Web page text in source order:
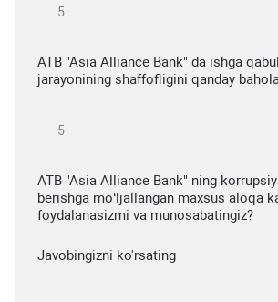
ATB "Asia Alliance Bank" da ishga
jarayonining shaffofligini qanday
ATB "Asia Alliance Bank" ning
berishga mo‘ljallangan maxsus aloqa
foydalanasizmi va munosabatingiz?
Javobingizni ko'rsating